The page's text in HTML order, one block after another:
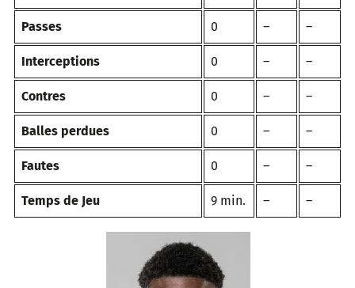
Passes 0 – –
Interceptions 0 – –
Contres 0 – –
Balles perdues 0 – –
Fautes 0 – –
Temps de Jeu 9 min. – –